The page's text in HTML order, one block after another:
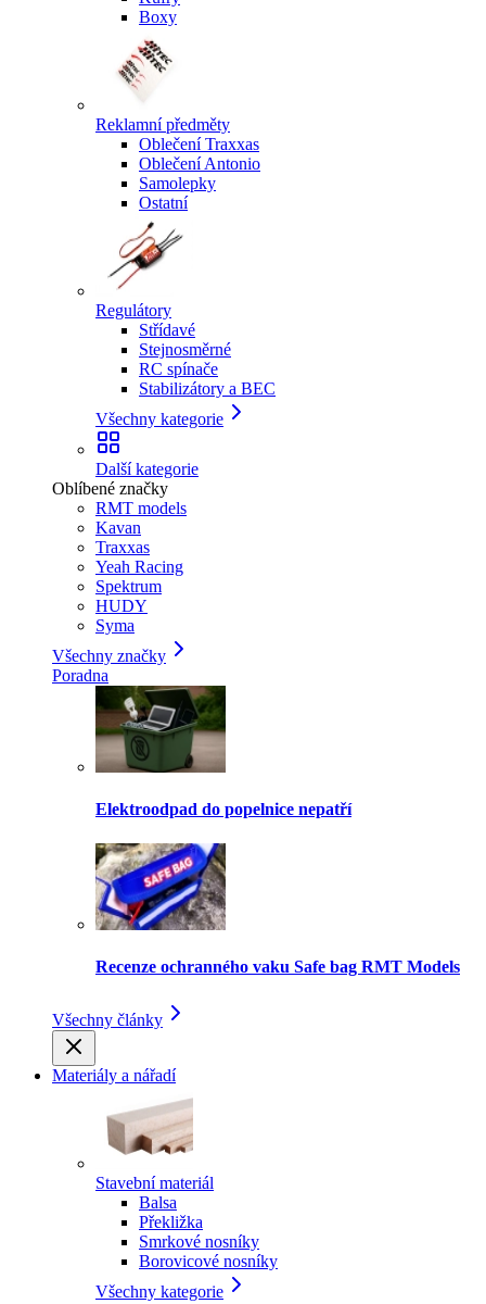
Boxy
Reklamní předměty
Oblečení Traxxas
Oblečení Antonio
Samolepky
Ostatní
Regulátory
Střídavé
Stejnosměrné
RC spínače
Stabilizátory a BEC
Všechny kategorie
Další kategorie
Oblíbené značky
RMT models
Kavan
Traxxas
Yeah Racing
Spektrum
HUDY
Syma
Všechny značky
Poradna
Elektroodpad do popelnice nepatří
Recenze ochranného vaku Safe bag RMT Models
Všechny články
Materiály a nářadí
Stavební materiál
Balsa
Překližka
Smrkové nosníky
Borovicové nosníky
Všechny kategorie